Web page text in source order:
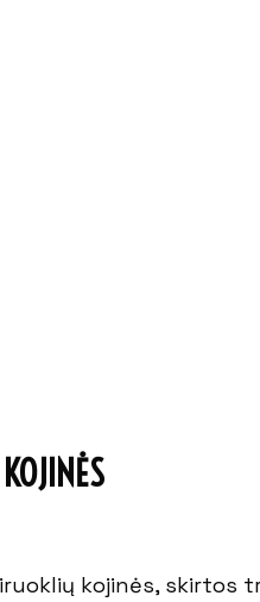
kojinės, skirtos